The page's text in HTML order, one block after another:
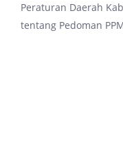
Peraturan Daerah
tentang Pedoman